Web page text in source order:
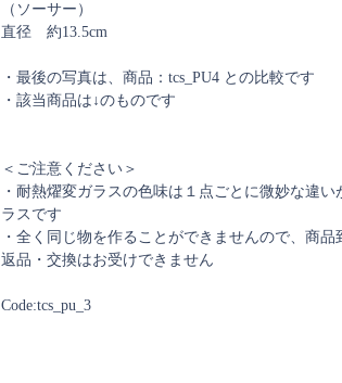
（ソーサー）
直径 約13.5cm
・最後の写真は、商品：tcs_PU4 との比較です
・該当商品は↓のものです
＜ご注意ください＞
・耐熱燿変ガラスの色味は１点ごとに微妙な違
ラスです
・全く同じ物を作ることができませんので、商
返品・交換はお受けできません
Code:tcs_pu_3